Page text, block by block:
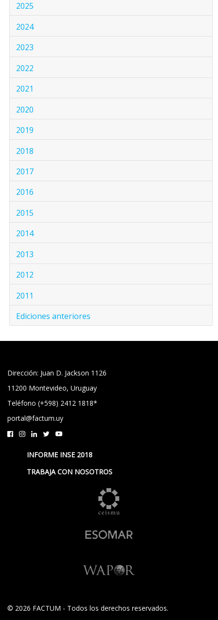
2025
2024
2023
2022
2021
2020
2019
2018
2017
2016
2015
2014
2013
2012
2011
Ediciones anteriores
Dirección: Juan D. Jackson 1126
11200 Montevideo, Uruguay
Teléfono (+598) 2412 1818*
portal@factum.uy
INFORME INSE 2018
TRABAJA CON NOSOTROS
© 2026 FACTUM - Todos los derechos reservados.